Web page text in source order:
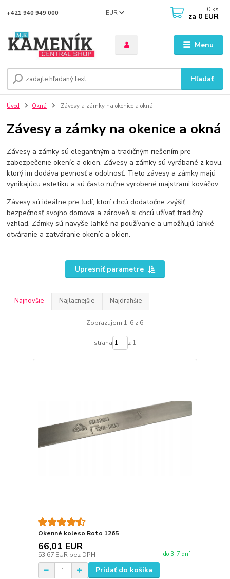
Menu
EUR
Hľadať
+421 940 949 000 0 ks
za 0 EUR
Úvod Okná Závesy a zámky na okenice a okná
Závesy a zámky na okenice a okná
Závesy a zámky sú elegantným a tradičným riešením pre
zabezpečenie okeníc a okien. Závesy a zámky sú vyrábané z kovu,
ktorý im dodáva pevnosť a odolnosť. Tieto závesy a zámky majú
vynikajúcu estetiku a sú často ručne vyrobené majstrami kováčov.
Závesy sú ideálne pre ľudí, ktorí chcú dodatočne zvýšiť
bezpečnosť svojho domova a zároveň si chcú užívať tradičný
vzhľad. Zámky sú navyše ľahké na používanie a umožňujú ľahké
otváranie a zatváranie okeníc a okien.
Upresniť parametre
Najnovšie Najlacnejšie Najdrahšie
Zobrazujem 1-6 z 6
strana z 1
Okenné koleso Roto 1265
66,01 EUR
53,67 EUR bez DPH do 3-7 dní
Pridať do košíka